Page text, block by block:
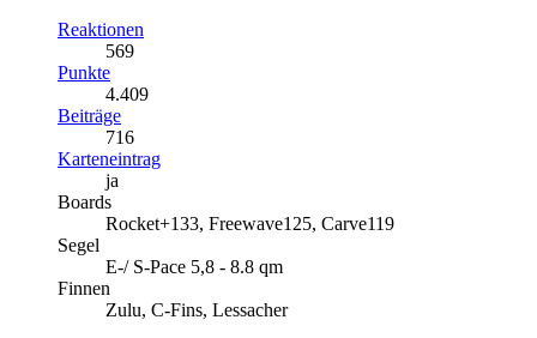
Reaktionen
569
Punkte
4.409
Beiträge
716
Karteneintrag
ja
Boards
Rocket+133, Freewave125, Carve119
Segel
E-/ S-Pace 5,8 - 8.8 qm
Finnen
Zulu, C-Fins, Lessacher